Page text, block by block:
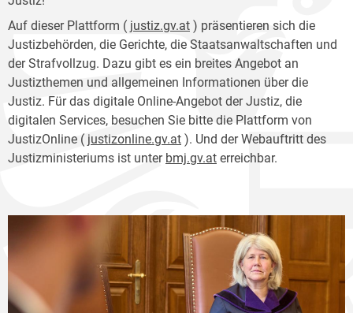
Auf dieser Plattform ( justiz.gv.at ) präsentieren sich die
Justizbehörden, die Gerichte, die Staatsanwaltschaften und
der Strafvollzug. Dazu gibt es ein breites Angebot an
Justizthemen und allgemeinen Informationen über die
Justiz. Für das digitale Online-Angebot der Justiz, die
digitalen Services, besuchen Sie bitte die Plattform von
JustizOnline ( justizonline.gv.at ). Und der Webauftritt des
Justizministeriums ist unter bmj.gv.at erreichbar.